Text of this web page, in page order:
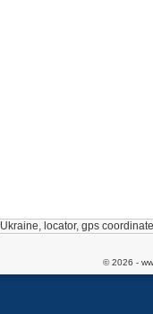
locator, gps
© 2026 -